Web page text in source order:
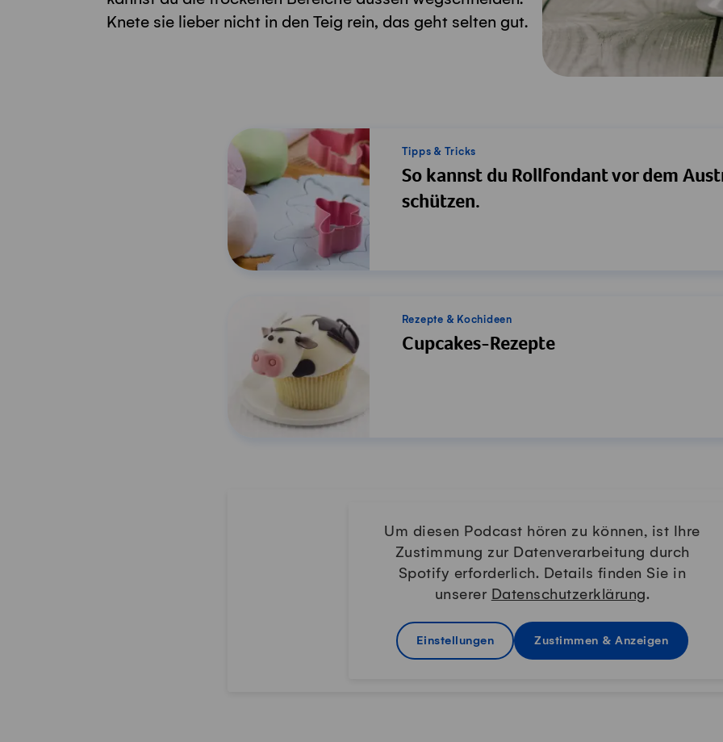
Knete sie lieber nicht in den Teig rein, das geht selten gut.
Tipps & Tricks
So kannst du Rollfondant vor dem
schützen.
Rezepte & Kochideen
Cupcakes-Rezepte
Um diesen Podcast hören zu können, ist Ihre
Zustimmung zur Datenverarbeitung durch
Spotify erforderlich. Details finden Sie in
unserer Datenschutzerklärung.
Einstellungen Zustimmen & Anzeigen